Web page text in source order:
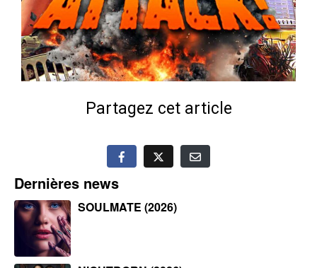
Partagez cet article
Dernières news
SOULMATE (2026)